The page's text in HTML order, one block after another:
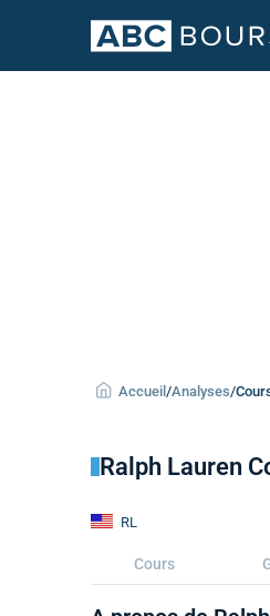
Accueil /Analyses/
Ralph Lauren
RL
Cours